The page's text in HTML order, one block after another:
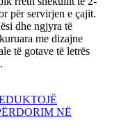
për servirjen e çajit.
dhe ngjyra të
me dizajne
të gotave të letrës